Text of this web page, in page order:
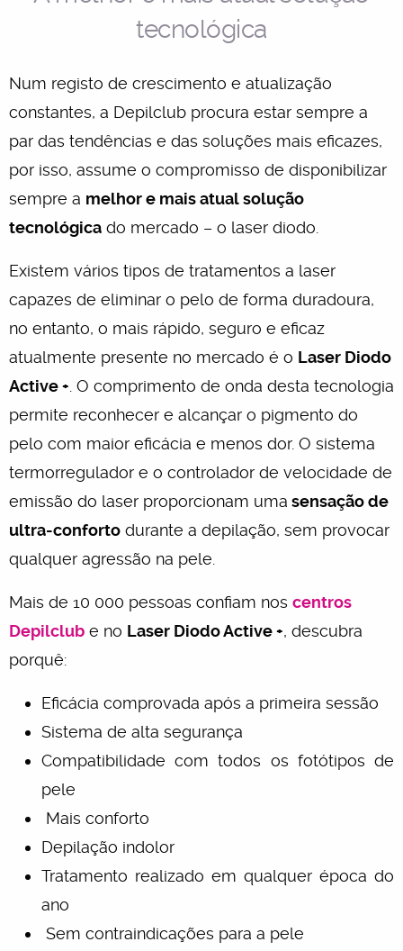
tecnológica
Num registo de crescimento e atualização
constantes, a Depilclub procura estar sempre a
par das tendências e das soluções mais eficazes,
por isso, assume o compromisso de disponibilizar
sempre a melhor e mais atual solução
tecnológica do mercado – o laser diodo.
Existem vários tipos de tratamentos a laser
capazes de eliminar o pelo de forma duradoura,
no entanto, o mais rápido, seguro e eficaz
atualmente presente no mercado é o Laser Diodo
Active + . O comprimento de onda desta tecnologia
permite reconhecer e alcançar o pigmento do
pelo com maior eficácia e menos dor. O sistema
termorregulador e o controlador de velocidade de
emissão do laser proporcionam uma sensação de
ultra-conforto durante a depilação, sem provocar
qualquer agressão na pele.
Mais de 10 000 pessoas confiam nos centros
Depilclub e no Laser Diodo Active +, descubra
porquê:
Eficácia comprovada após a primeira sessão
Sistema de alta segurança
Compatibilidade com todos os fotótipos de
pele
Mais conforto
Depilação indolor
Tratamento realizado em qualquer época do
ano
Sem contraindicações para a pele